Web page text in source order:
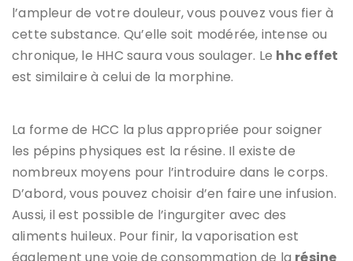
l’ampleur de votre douleur, vous pouvez vous fier à
cette substance. Qu’elle soit modérée, intense ou
chronique, le HHC saura vous soulager. Le hhc effet
est similaire à celui de la morphine.
La forme de HCC la plus appropriée pour soigner
les pépins physiques est la résine. Il existe de
nombreux moyens pour l’introduire dans le corps.
D’abord, vous pouvez choisir d’en faire une infusion.
Aussi, il est possible de l’ingurgiter avec des
aliments huileux. Pour finir, la vaporisation est